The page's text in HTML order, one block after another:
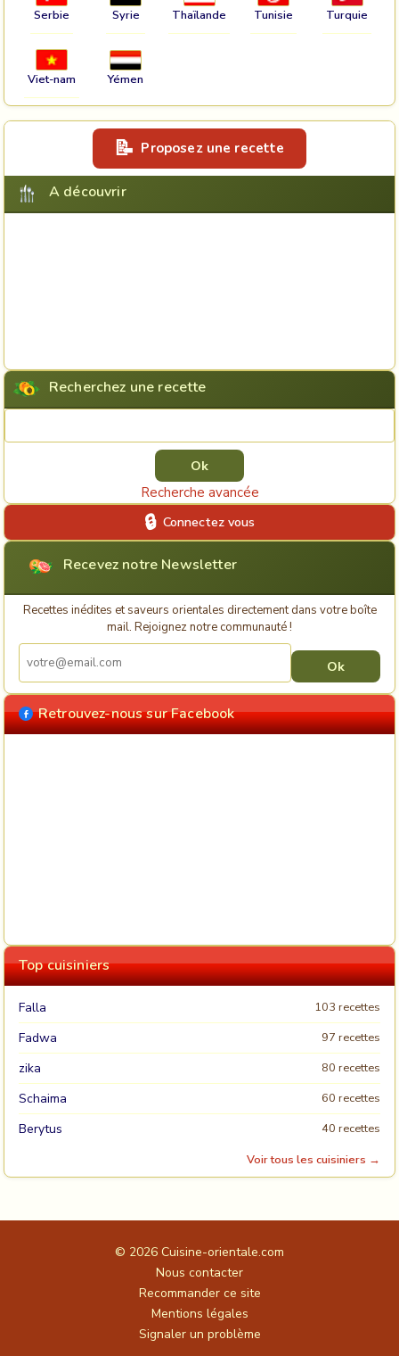
Serbie Syrie Thaïlande Tunisie Turquie
Viet-nam Yémen
Proposez une recette
A découvrir
Recherchez une recette
Recherche avancée
Connectez vous
Recevez notre Newsletter
Recettes inédites et saveurs orientales directement dans votre boîte
mail. Rejoignez notre communauté !
Retrouvez-nous sur Facebook
Top cuisiniers
Falla 103 recettes
Fadwa 97 recettes
zika 80 recettes
Schaima 60 recettes
Berytus
40 recettes
Voir tous les cuisiniers →
© 2026 Cuisine-orientale.com
Nous contacter
Recommander ce site
Mentions légales
Signaler un problème